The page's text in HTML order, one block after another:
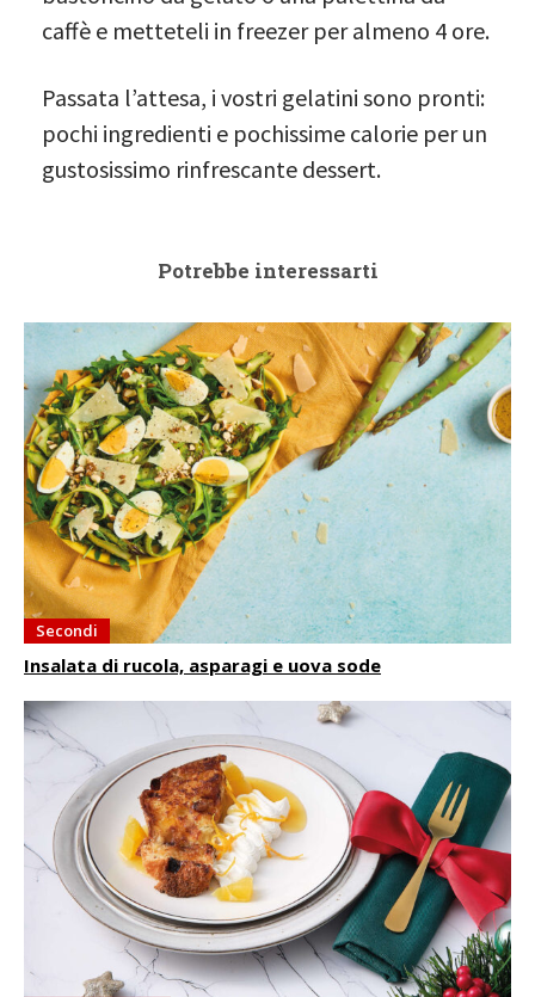
caffè e metteteli in freezer per almeno 4 ore.
Passata l’attesa, i vostri gelatini sono pronti:
pochi ingredienti e pochissime calorie per un
gustosissimo rinfrescante dessert.
Potrebbe interessarti
Secondi
Insalata di rucola, asparagi e uova sode